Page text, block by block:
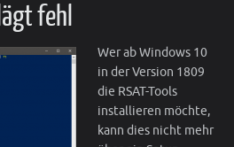
fehl
Wer ab Windows 10
in der Version 1809
die RSAT-Tools
installieren möchte,
kann dies nicht mehr